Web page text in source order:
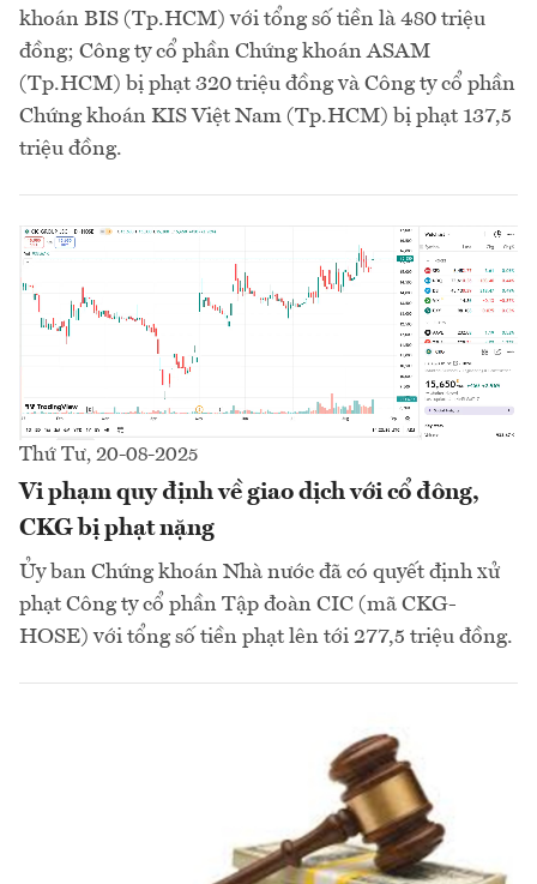
khoán BIS (Tp.HCM) với tổng số tiền là 480 triệu
đồng; Công ty cổ phần Chứng khoán ASAM
(Tp.HCM) bị phạt 320 triệu đồng và Công ty cổ phần
Chứng khoán KIS Việt Nam (Tp.HCM) bị phạt 137,5
triệu đồng.
Thứ Tư, 20-08-2025
Vi phạm quy định về giao dịch với cổ đông,
CKG bị phạt nặng
Ủy ban Chứng khoán Nhà nước đã có quyết định xử
phạt Công ty cổ phần Tập đoàn CIC (mã CKG-
HOSE) với tổng số tiền phạt lên tới 277,5 triệu đồng.